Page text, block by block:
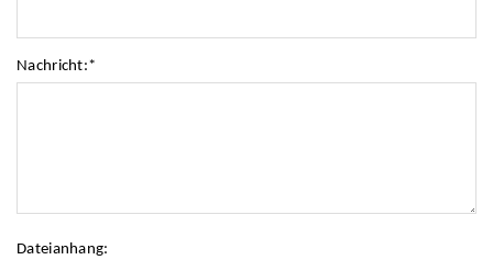
Nachricht:*
Dateianhang: